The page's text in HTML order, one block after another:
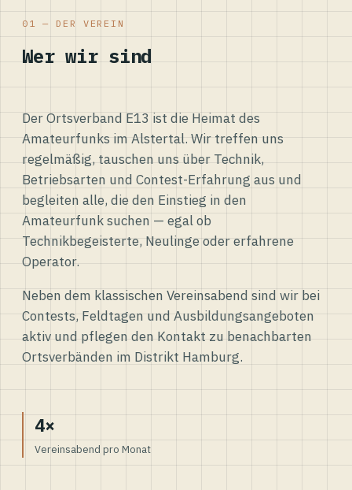
01 — DER VEREIN
Wer wir sind
Der Ortsverband E13 ist die Heimat des
Amateurfunks im Alstertal. Wir treffen uns
regelmäßig, tauschen uns über Technik,
Betriebsarten und Contest-Erfahrung aus und
begleiten alle, die den Einstieg in den
Amateurfunk suchen — egal ob
Technikbegeisterte, Neulinge oder erfahrene
Operator.
Neben dem klassischen Vereinsabend sind wir bei
Contests, Feldtagen und Ausbildungsangeboten
aktiv und pflegen den Kontakt zu benachbarten
Ortsverbänden im Distrikt Hamburg.
4×
Vereinsabend pro Monat